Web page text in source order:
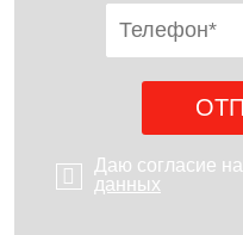
Даю согласие на
данных